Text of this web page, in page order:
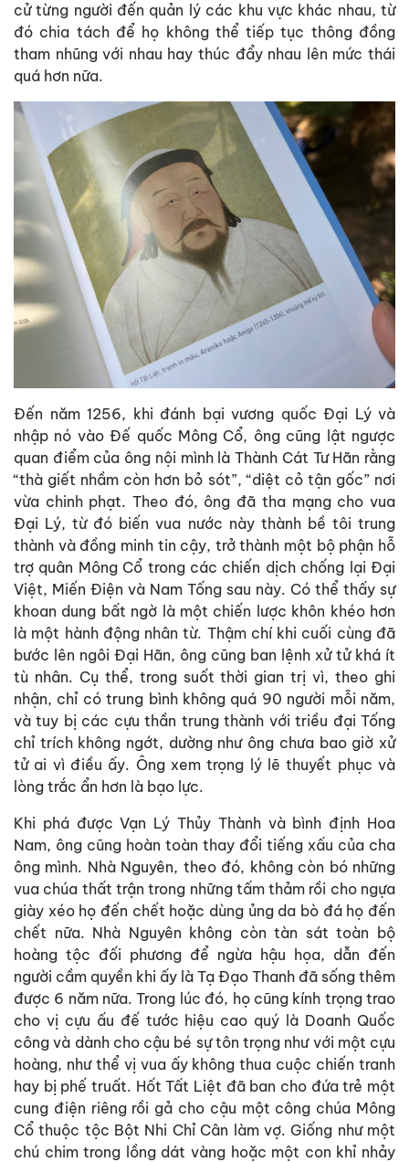
cử từng người đến quản lý các khu vực khác nhau, từ
đó chia tách để họ không thể tiếp tục thông đồng
tham nhũng với nhau hay thúc đẩy nhau lên mức thái
quá hơn nữa.
Đến năm 1256, khi đánh bại vương quốc Đại Lý và
nhập nó vào Đế quốc Mông Cổ, ông cũng lật ngược
quan điểm của ông nội mình là Thành Cát Tư Hãn rằng
“thà giết nhầm còn hơn bỏ sót”, “diệt cỏ tận gốc” nơi
vừa chinh phạt. Theo đó, ông đã tha mạng cho vua
Đại Lý, từ đó biến vua nước này thành bề tôi trung
thành và đồng minh tin cậy, trở thành một bộ phận hỗ
trợ quân Mông Cổ trong các chiến dịch chống lại Đại
Việt, Miến Điện và Nam Tống sau này. Có thể thấy sự
khoan dung bất ngờ là một chiến lược khôn khéo hơn
là một hành động nhân từ. Thậm chí khi cuối cùng đã
bước lên ngôi Đại Hãn, ông cũng ban lệnh xử tử khá ít
tù nhân. Cụ thể, trong suốt thời gian trị vì, theo ghi
nhận, chỉ có trung bình không quá 90 người mỗi năm,
và tuy bị các cựu thần trung thành với triều đại Tống
chỉ trích không ngớt, dường như ông chưa bao giờ xử
tử ai vì điều ấy. Ông xem trọng lý lẽ thuyết phục và
lòng trắc ẩn hơn là bạo lực.
Khi phá được Vạn Lý Thủy Thành và bình định Hoa
Nam, ông cũng hoàn toàn thay đổi tiếng xấu của cha
ông mình. Nhà Nguyên, theo đó, không còn bó những
vua chúa thất trận trong những tấm thảm rồi cho ngựa
giày xéo họ đến chết hoặc dùng ủng da bò đá họ đến
chết nữa. Nhà Nguyên không còn tàn sát toàn bộ
hoàng tộc đối phương để ngừa hậu họa, dẫn đến
người cầm quyền khi ấy là Tạ Đạo Thanh đã sống thêm
được 6 năm nữa. Trong lúc đó, họ cũng kính trọng trao
cho vị cựu ấu đế tước hiệu cao quý là Doanh Quốc
công và dành cho cậu bé sự tôn trọng như với một cựu
hoàng, như thể vị vua ấy không thua cuộc chiến tranh
hay bị phế truất. Hốt Tất Liệt đã ban cho đứa trẻ một
cung điện riêng rồi gả cho cậu một công chúa Mông
Cổ thuộc tộc Bột Nhi Chỉ Cân làm vợ. Giống như một
chú chim trong lồng dát vàng hoặc một con khỉ nhảy